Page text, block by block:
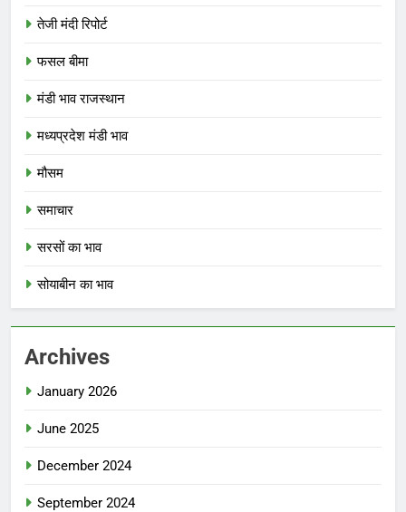
तेजी मंदी रिपोर्ट
फसल बीमा
मंडी भाव राजस्थान
मध्यप्रदेश मंडी भाव
मौसम
समाचार
सरसों का भाव
सोयाबीन का भाव
Archives
January 2026
June 2025
December 2024
September 2024